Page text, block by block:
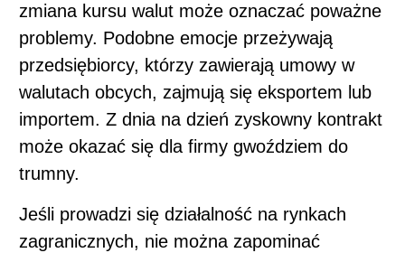
zmiana kursu walut może oznaczać poważne
problemy. Podobne emocje przeżywają
przedsiębiorcy, którzy zawierają umowy w
walutach obcych, zajmują się eksportem lub
importem. Z dnia na dzień zyskowny kontrakt
może okazać się dla firmy gwoździem do
trumny.
Jeśli prowadzi się działalność na rynkach
zagranicznych, nie można zapominać